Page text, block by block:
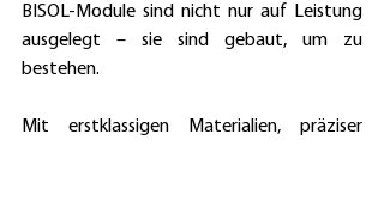
BISOL-Module sind nicht nur auf Leistung
ausgelegt – sie sind gebaut, um zu
bestehen.
Mit erstklassigen Materialien, präziser